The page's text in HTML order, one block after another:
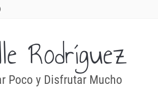
Rodríguez
Poco y Disfrutar Mucho